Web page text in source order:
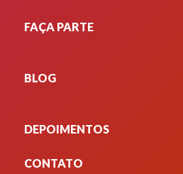
FAÇA PARTE
BLOG
DEPOIMENTOS
CONTATO